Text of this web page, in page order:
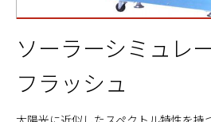
ソーラーシミュレ
フラッシュ